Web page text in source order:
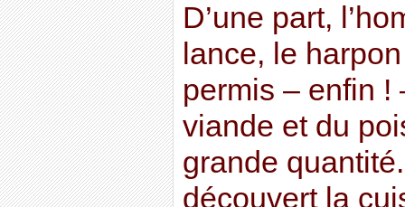
D’une part,
lance, le
permis – enfin !
viande et du
grande
découvert la